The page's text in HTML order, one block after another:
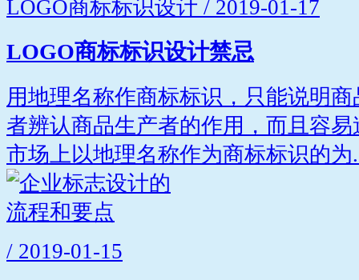
LOGO商标标识设计 / 2019-01-17
LOGO商标标识设计禁忌
用地理名称作商标标识，只能说明
者辨认商品生产者的作用，而且容
市场上以地理名称作为商标标识的为
/ 2019-01-15